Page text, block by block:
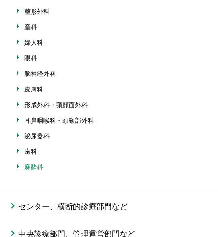
整形外科
産科
婦人科
眼科
脳神経外科
皮膚科
形成外科・顎顔面外科
耳鼻咽喉科・頭頸部外科
泌尿器科
歯科
麻酔科
センター、横断的診療部門など
中央診療部門、管理運営部門など